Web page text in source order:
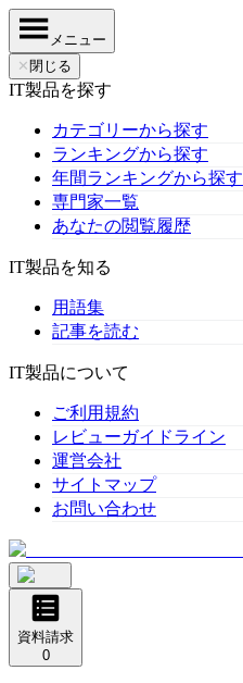
メニュー
✕ 閉じる
IT製品を探す
カテゴリーから探す
ランキングから探す
年間ランキングから探す
専門家一覧
あなたの閲覧履歴
IT製品を知る
用語集
記事を読む
IT製品について
ご利用規約
レビューガイドライン
運営会社
サイトマップ
お問い合わせ
資料請求
0